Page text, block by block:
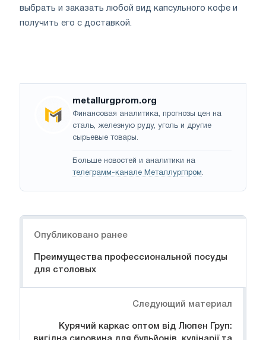
выбрать и заказать любой вид капсульного кофе и
получить его с доставкой.
metallurgprom.org
Финансовая аналитика, прогнозы цен на
сталь, железную руду, уголь и другие
сырьевые товары.
Больше новостей и аналитики на
телеграмм-канале Металлургпром.
Опубликовано ранее
Преимущества профессиональной посуды
для столовых
Следующий материал
Курячий каркас оптом від Люпен Груп: